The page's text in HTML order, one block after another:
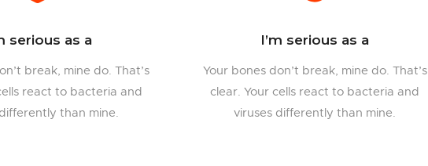
serious as a
break, mine do. That’s
react to bacteria and
than mine.
I’m serious as a
Your bones don’t break, mine do. That’s
clear. Your cells react to bacteria and
viruses differently than mine.